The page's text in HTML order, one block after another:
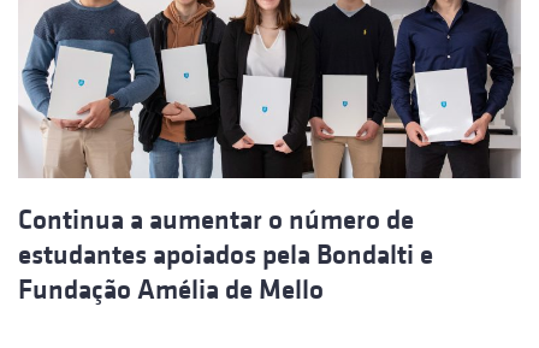
Continua a aumentar o número de
estudantes apoiados pela Bondalti e
Fundação Amélia de Mello